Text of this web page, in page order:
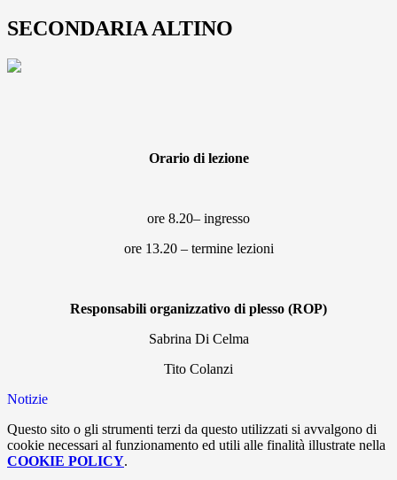
SECONDARIA ALTINO
Orario di lezione
ore 8.20– ingresso
ore 13.20 – termine lezioni
Responsabili organizzativo di plesso (ROP)
Sabrina Di Celma
Tito Colanzi
Notizie
Questo sito o gli strumenti terzi da questo utilizzati si avvalgono di
cookie necessari al funzionamento ed utili alle finalità illustrate nella
COOKIE POLICY.